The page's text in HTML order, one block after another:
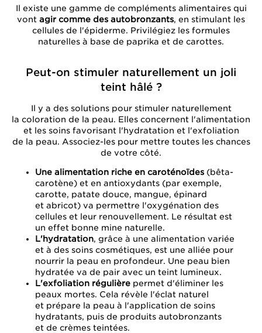
Il existe une gamme de compléments alimentaires qui
vont agir comme des autobronzants, en stimulant les
cellules de l'épiderme. Privilégiez les formules
naturelles à base de paprika et de carottes.
Peut-on stimuler naturellement un joli
teint hâlé ?
Il y a des solutions pour stimuler naturellement
la coloration de la peau. Elles concernent l'alimentation
et les soins favorisant l'hydratation et l'exfoliation
de la peau. Associez-les pour mettre toutes les chances
de votre côté.
Une alimentation riche en caroténoïdes (bêta-
carotène) et en antioxydants (par exemple,
carotte, patate douce, mangue, épinard
et abricot) va permettre l'oxygénation des
cellules et leur renouvellement. Le résultat est
un effet bonne mine naturelle.
L'hydratation, grâce à une alimentation variée
et à des soins cosmétiques, est une alliée pour
nourrir la peau en profondeur. Une peau bien
hydratée va de pair avec un teint lumineux.
L'exfoliation régulière permet d'éliminer les
peaux mortes. Cela révèle l'éclat naturel
et prépare la peau à l'application de soins
hydratants, puis de produits autobronzants
et de crèmes teintées.